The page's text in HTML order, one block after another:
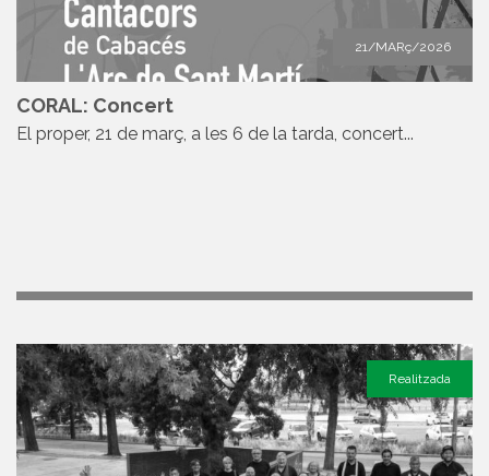
21/MARç/2026
CORAL: Concert
El proper, 21 de març, a les 6 de la tarda, concert...
Realitzada